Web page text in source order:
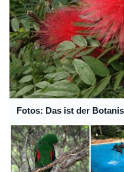
Fotos: Das ist der